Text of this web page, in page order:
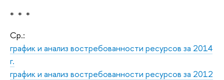
* * *
Ср.:
график и анализ востребованности ресурсов за 2014
г.
график и анализ востребованности ресурсов за 2012